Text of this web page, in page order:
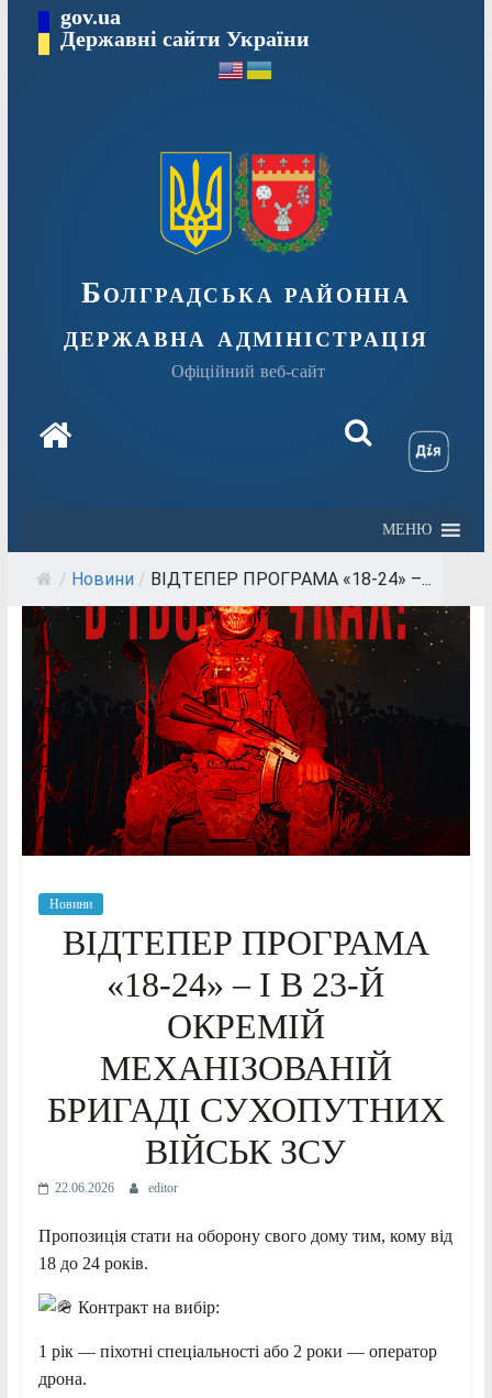
Перейтиgov.ua
Державні сайти України
Болградська районна
державна адміністрація
Офіційний веб-сайт
МЕНЮ
/ Новини / ВІДТЕПЕР ПРОГРАМА «18-24» –...
Новини
ВІДТЕПЕР ПРОГРАМА
«18-24» – І В 23-Й
ОКРЕМІЙ
МЕХАНІЗОВАНІЙ
БРИГАДІ СУХОПУТНИХ
ВІЙСЬК ЗСУ
22.06.2026 editor
Пропозиція стати на оборону свого дому тим, кому від
18 до 24 років.
Контракт на вибір:
1 рік — піхотні спеціальності або 2 роки — оператор
дрона.